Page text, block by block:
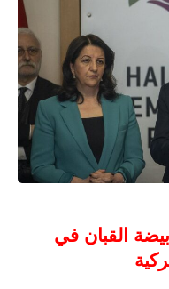
القبان في